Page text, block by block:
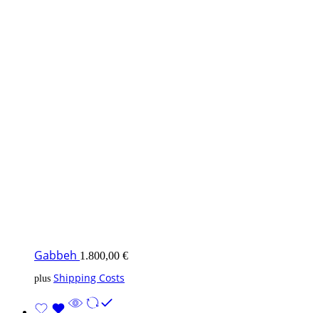
Gabbeh 1.800,00 €
plus Shipping Costs